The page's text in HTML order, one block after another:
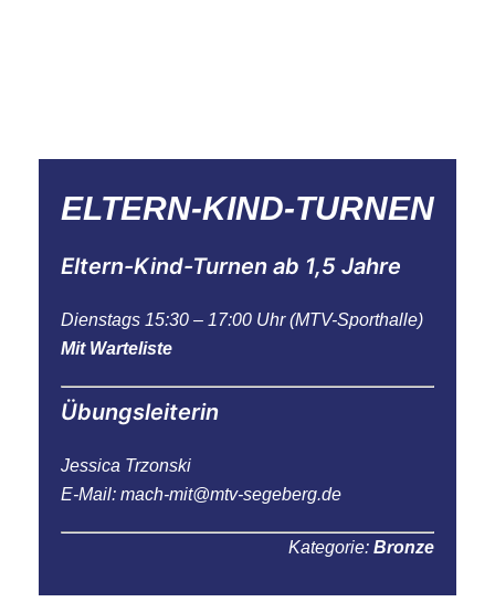
ELTERN-KIND-TURNEN
Eltern-Kind-Turnen ab 1,5 Jahre
Dienstags 15:30 – 17:00 Uhr (MTV-Sporthalle)
Mit Warteliste
Übungsleiterin
Jessica Trzonski
E-Mail: mach-mit@mtv-segeberg.de
Kategorie: Bronze